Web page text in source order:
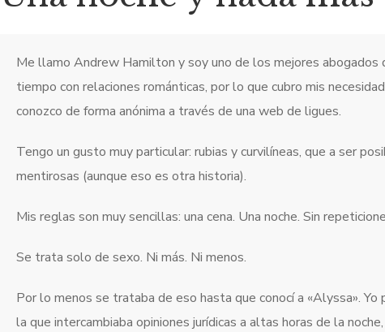
Me llamo Andrew Hamilton y soy uno de los mejores abogados
tiempo con relaciones románticas, por lo que cubro mis
conozco de forma anónima a través de una web de ligues.
Tengo un gusto muy particular: rubias y curvilíneas, que a ser
mentirosas (aunque eso es otra historia).
Mis reglas son muy sencillas: una cena. Una noche. Sin
Se trata solo de sexo. Ni más. Ni menos.
Por lo menos se trataba de eso hasta que conocí a «Alyssa». Yo
la que intercambiaba opiniones jurídicas a altas horas de la